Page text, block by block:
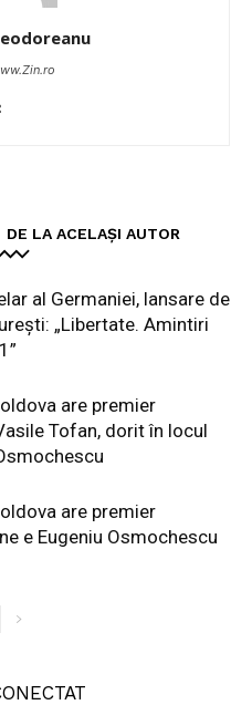
DE LA ACELAȘI AUTOR
al Germaniei, lansare de
„Libertate. Amintiri
are premier
Tofan, dorit în locul
are premier
e Eugeniu Osmochescu